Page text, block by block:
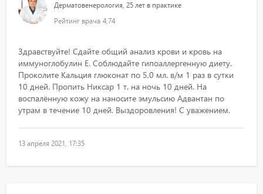
Дерматовенерология, 25 лет в практике
Рейтинг врача 4,74
Здравствуйте! Сдайте общий анализ крови и кровь на
иммуноглобулин Е. Соблюдайте гипоаллергенную диету.
Проколите Кальция глюконат по 5,0 мл. в/м 1 раз в сутки
10 дней. Пропить Никсар 1 т. на ночь 10 дней. На
воспалённую кожу на наносите эмульсию Адвантан по
утрам в течение 10 дней. Выздоровления! С уважением.
13 апреля 2021, 17:35